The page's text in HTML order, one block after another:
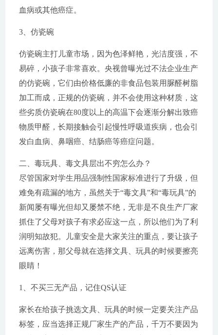
血病或其他癌症。
3、仿瓷碗
仿瓷碗主打儿童市场，因为色泽鲜艳，光洁度强，不
易碎，小孩子非常喜欢。央视曾曝光过不法企业生产
的仿瓷碗，它们由价格低廉的非食品包装用脲醛树脂
加工而成，正规的仿瓷碗，并不会使用这种材质，这
些劣质仿瓷碗在80度以上的高温下会逐渐分解出致癌
物质甲醛，长期接触会引起慢性呼吸道疾病，也会引
发白血病、鼻咽癌、结肠癌等癌症问题。
二、毒玩具、毒文具层出不穷怎么办？
尽管国家对学生用品强制性国家标准进行了升级，但
难免有疏漏的地方，虽然关于“毒文具”和“毒玩具”的
新闻屡有曝光但却又屡禁不绝，无非是不良生产厂家
抓住了父母对孩子有求必应这一点，所以他们为了利
润明知故犯。儿童安全是大家关注的重点，要让孩子
远离伤害，那父母就在选择文具、玩具的时候要擦亮
眼睛！
1、不买三无产品，记住QS认证
家长在给孩子挑选文具、玩具的时候一定要关注产品
标签，应当选择正规厂家生产的产品，千万不要因为